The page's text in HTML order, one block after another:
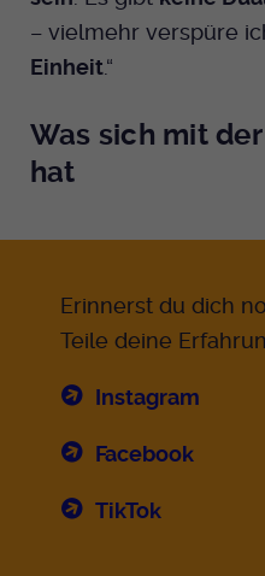
– vielmehr verspüre
Einheit.“
Was sich mit
hat
Erinnerst du dich
Teile deine
Instagram
Facebook
TikTok